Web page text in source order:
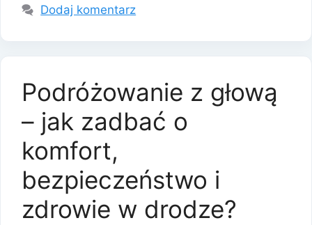
Dodaj komentarz
Podróżowanie z głową
– jak zadbać o
komfort,
bezpieczeństwo i
zdrowie w drodze?